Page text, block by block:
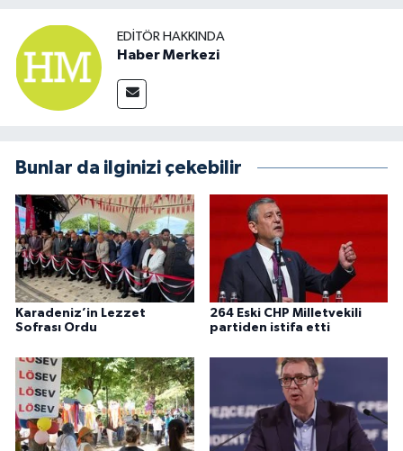
EDITÖR HAKKINDA
Haber Merkezi
Bunlar da ilginizi çekebilir
Karadeniz’in Lezzet
Sofrası Ordu
264 Eski CHP Milletvekili
partiden istifa etti